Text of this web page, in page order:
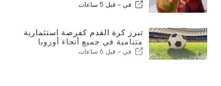
في - قبل 5 ساعات
تبرز كرة القدم كفرصة استثمارية
متنامية في جميع أنحاء أوروبا
في - قبل 6 ساعات